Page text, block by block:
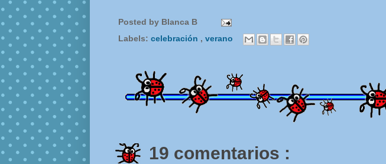
Posted by Blanca B
Labels: celebración , verano
19 comentarios :